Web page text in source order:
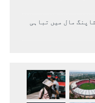
مال میں تباہی